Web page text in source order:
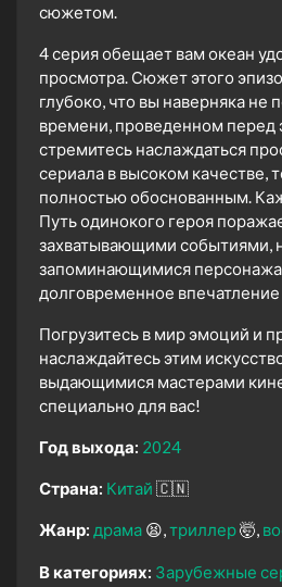
сюжетом.
4 серия обещает вам океан
просмотра. Сюжет этого
глубоко, что вы наверняка не
времени, проведенном перед
стремитесь наслаждаться
сериала в высоком качестве,
полностью обоснованным.
Путь одинокого героя
захватывающими событиями,
запоминающимися
долговременное
Погрузитесь в мир эмоций и
наслаждайтесь этим
выдающимися мастерами
специально для вас!
Год выхода: 2024
Страна: Китай 🇨🇳
Жанр: драма 😫 триллер🤯
В категориях: Зарубежные